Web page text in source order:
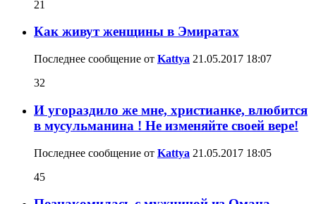
21
Как живут женщины в Эмиратах
Последнее сообщение от Kattya 21.05.2017 18:07
32
И угораздило же мне, христианке, влюбится
в мусульманина ! Не изменяйте своей вере!
Последнее сообщение от Kattya 21.05.2017 18:05
45